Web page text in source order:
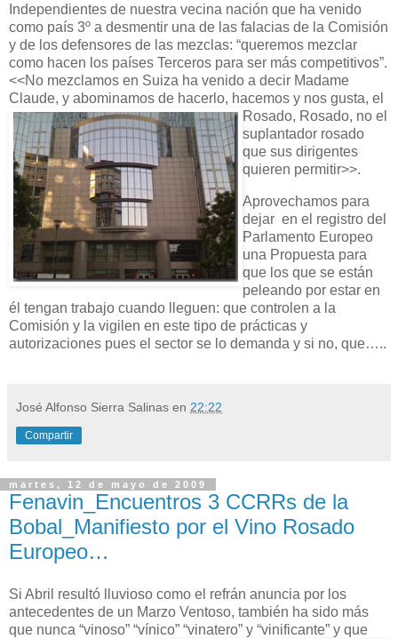
Independientes de nuestra vecina nación que ha venido
como país 3º a desmentir una de las falacias de la Comisión
y de los defensores de las mezclas: “queremos mezclar
como hacen los países Terceros para ser más competitivos”.
<<No mezclamos en Suiza ha venido a decir Madame
Claude, y abominamos de hacerlo, hacemos y nos gusta, el
Rosado, Rosado, no el
suplantador rosado
que sus dirigentes
quieren permitir>>.
Aprovechamos para
dejar en el registro del
Parlamento Europeo
una Propuesta para
que los que se están
peleando por estar en
él tengan trabajo cuando lleguen: que controlen a la
Comisión y la vigilen en este tipo de prácticas y
autorizaciones pues el sector se lo demanda y si no, que…..
José Alfonso Sierra Salinas en 22:22
Compartir
martes, 12 de mayo de 2009
Fenavin_Encuentros 3 CCRRs de la
Bobal_Manifiesto por el Vino Rosado
Europeo…
Si Abril resultó lluvioso como el refrán anuncia por los
antecedentes de un Marzo Ventoso, también ha sido más
que nunca “vinoso” “vínico” “vinatero” y “vinificante” y que